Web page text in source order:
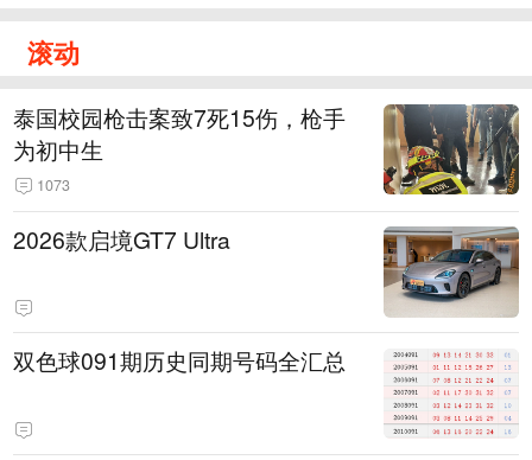
滚动
泰国校园枪击案致7死15伤，枪手
为初中生
1073
2026款启境GT7 Ultra
双色球091期历史同期号码全汇总